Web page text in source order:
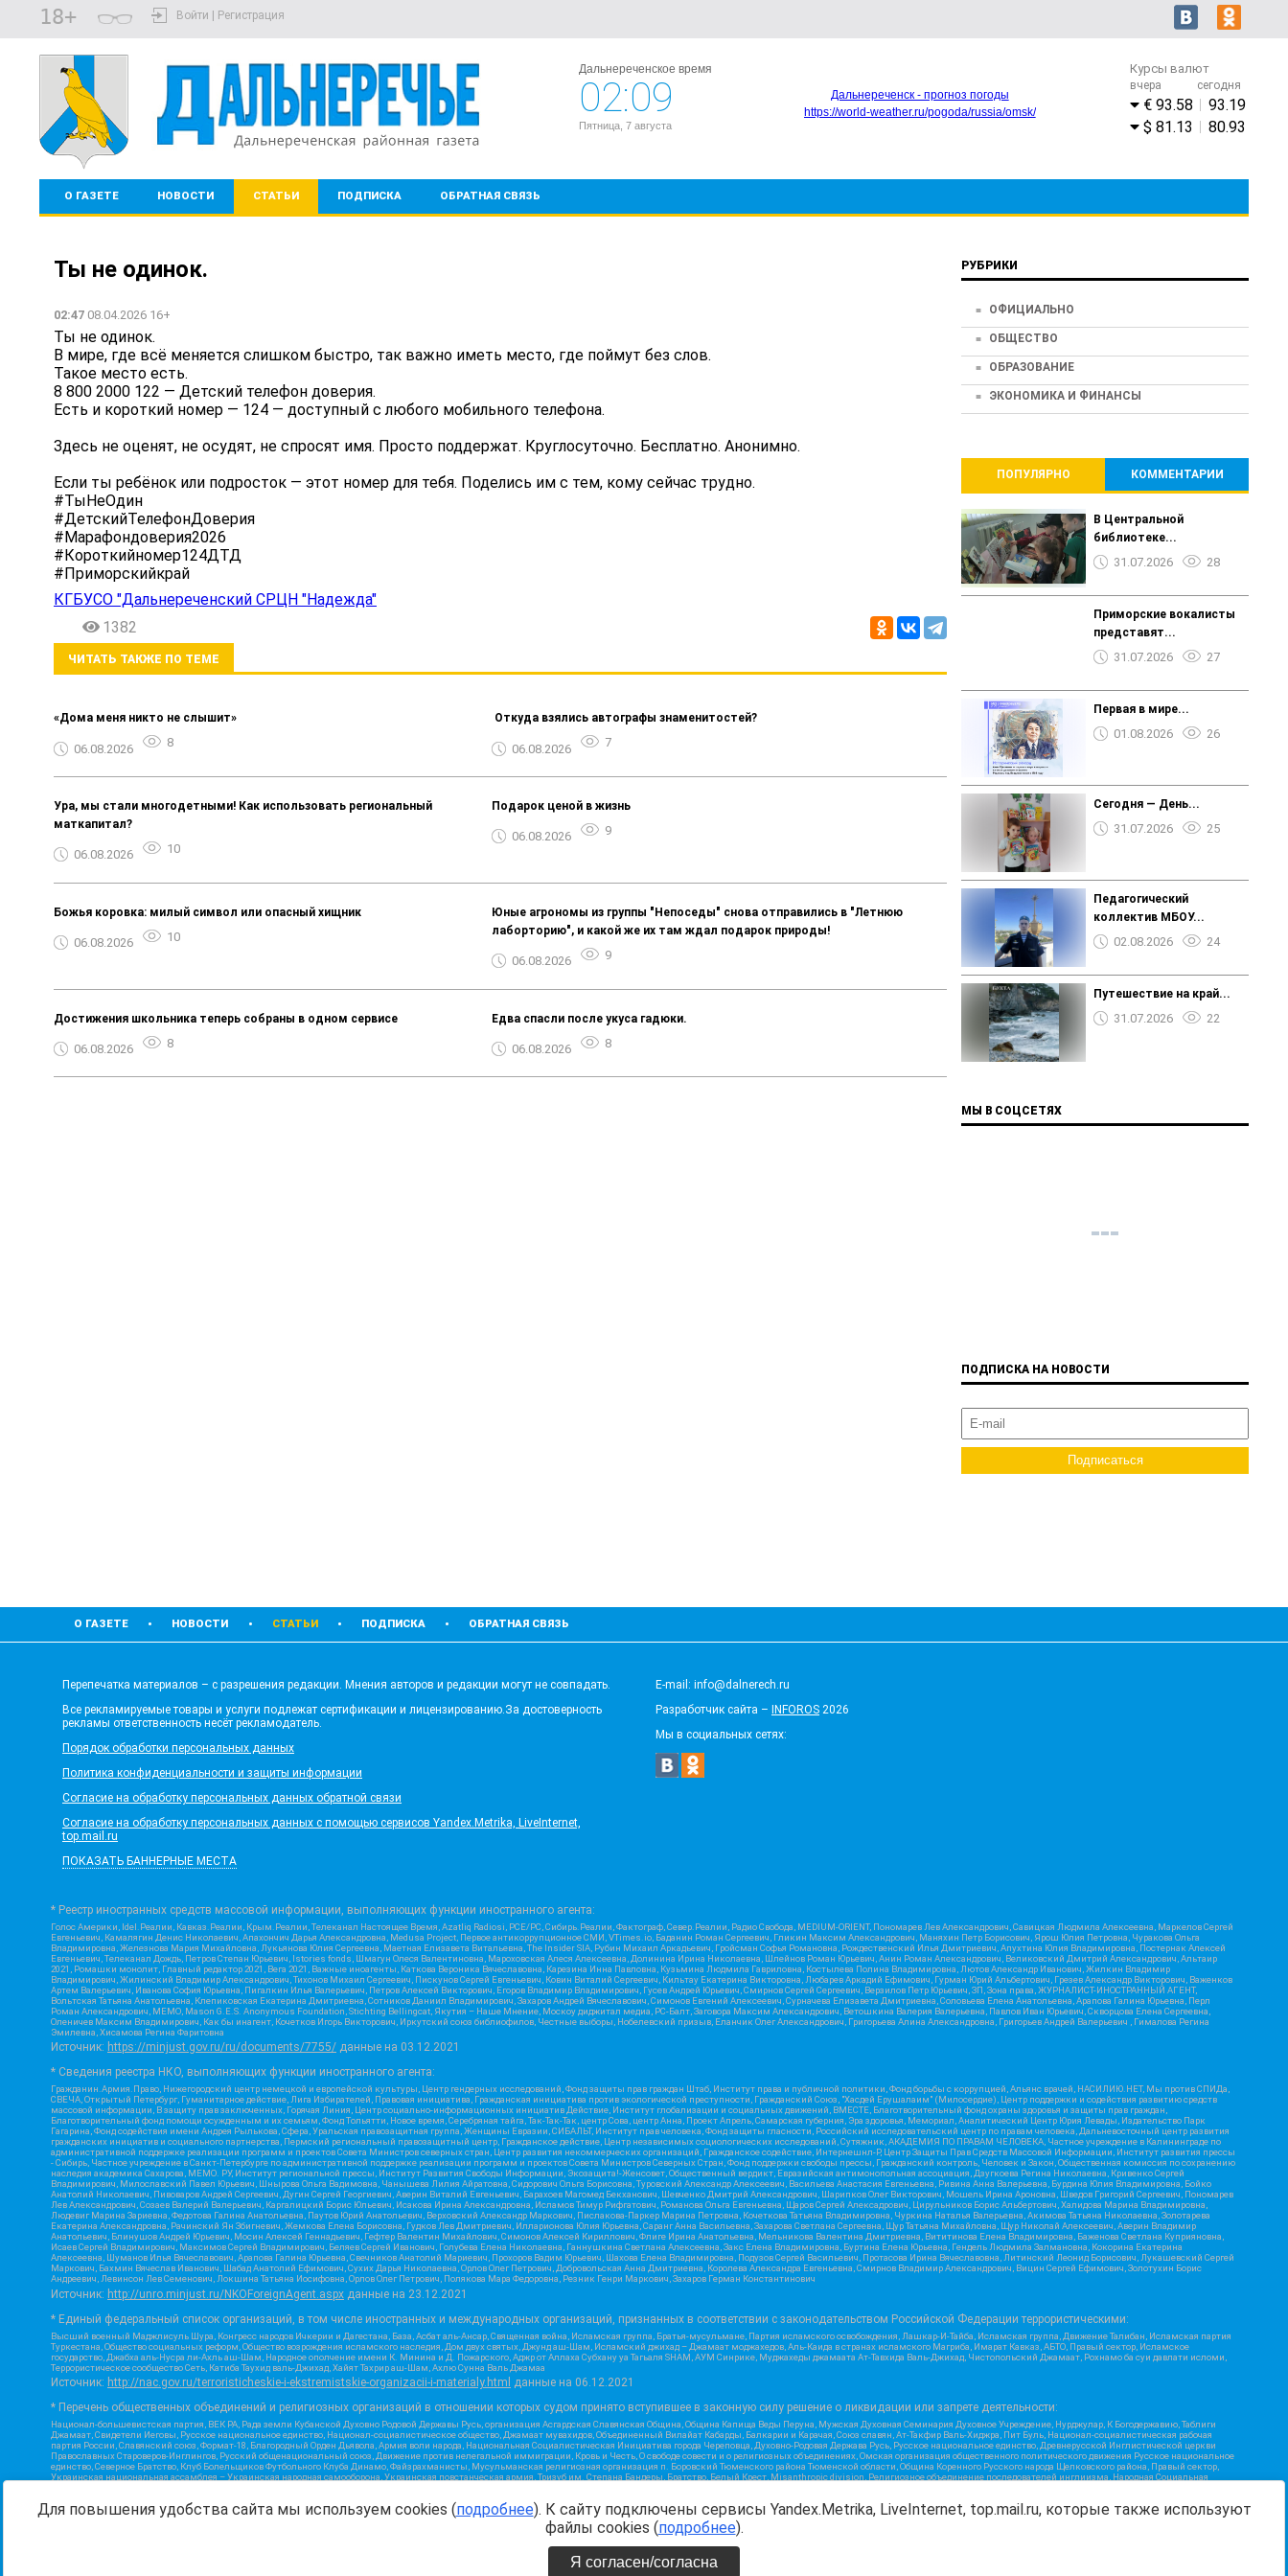
18+ Войти | Регистрация
Дальнереченское время
02:09
Пятница, 7 августа
Дальнереченск - прогноз погоды
https://world-weather.ru/pogoda/russia/omsk/
Курсы валют
вчера сегодня
93.58
93.19
81.13
80.93
О ГАЗЕТЕ НОВОСТИ СТАТЬИ ПОДПИСКА ОБРАТНАЯ СВЯЗЬ
Ты не одинок.️
02:47 08.04.2026 16+
Ты не одинок.️
В мире, где всё меняется слишком быстро, так важно иметь место, где поймут без слов.
Такое место есть.
8 800 2000 122 — Детский телефон доверия.
Есть и короткий номер — 124 — доступный с любого мобильного телефона.
Здесь не оценят, не осудят, не спросят имя. Просто поддержат. Круглосуточно. Бесплатно. Анонимно.
Если ты ребёнок или подросток — этот номер для тебя. Поделись им с тем, кому сейчас трудно.
#ТыНеОдин
#ДетскийТелефонДоверия
#Марафондоверия2026
#Короткийномер124ДТД
#Приморскийкрай
КГБУСО "Дальнереченский СРЦН "Надежда"
1382
ЧИТАТЬ ТАКЖЕ ПО ТЕМЕ
«Дома меня никто не слышит»
06.08.2026 8
️ Откуда взялись автографы знаменитостей?
06.08.2026 7
Ура, мы стали многодетными! Как использовать региональный
маткапитал?
06.08.2026 10
Подарок ценой в жизнь
06.08.2026 9
Божья коровка: милый символ или опасный хищник
06.08.2026 10
Юные агрономы из группы "Непоседы" снова отправились в "Летнюю
лаборторию", и какой же их там ждал подарок природы!
06.08.2026 9
Достижения школьника теперь собраны в одном сервисе
06.08.2026 8
Едва спасли после укуса гадюки.
06.08.2026 8
РУБРИКИ
ОФИЦИАЛЬНО
ОБЩЕСТВО
ОБРАЗОВАНИЕ
ЭКОНОМИКА И ФИНАНСЫ
ПОПУЛЯРНО КОММЕНТАРИИ
В Центральной
библиотеке...
31.07.2026 28
Приморские вокалисты
представят...
31.07.2026 27
Первая в мире...
01.08.2026 26
Сегодня — День...
31.07.2026 25
Педагогический
коллектив МБОУ...
02.08.2026 24
Путешествие на край...
31.07.2026 22
МЫ В СОЦСЕТЯХ
ПОДПИСКА НА НОВОСТИ
О ГАЗЕТЕ НОВОСТИ СТАТЬИ ПОДПИСКА ОБРАТНАЯ СВЯЗЬ
Перепечатка материалов – с разрешения редакции. Мнения авторов и редакции могут не совпадать.
Все рекламируемые товары и услуги подлежат сертификации и лицензированию.За достоверность
рекламы ответственность несёт рекламодатель.
Порядок обработки персональных данных
Политика конфиденциальности и защиты информации
Согласие на обработку персональных данных обратной связи
Согласие на обработку персональных данных с помощью сервисов Yandex.Metrika, LiveInternet,
top.mail.ru
ПОКАЗАТЬ БАННЕРНЫЕ МЕСТА
E-mail: info@dalnerech.ru
Разработчик сайта –
INFOROS 2026
Мы в социальных сетях:
* Реестр иностранных средств массовой информации, выполняющих функции иностранного агента:
Голос Америки, Idel.Реалии, Кавказ.Реалии, Крым.Реалии, Телеканал Настоящее Время, Azatliq Radiosi, PCE/PC, Сибирь.Реалии, Фактограф, Север.Реалии, Радио Свобода, MEDIUM-ORIENT, Пономарев Лев Александрович, Савицкая Людмила Алексеевна, Маркелов Сергей
Евгеньевич, Камалягин Денис Николаевич, Апахончич Дарья Александровна, Medusa Project, Первое антикоррупционное СМИ, VTimes.io, Баданин Роман Сергеевич, Гликин Максим Александрович, Маняхин Петр Борисович, Ярош Юлия Петровна, Чуракова Ольга
Владимировна, Железнова Мария Михайловна, Лукьянова Юлия Сергеевна, Маетная Елизавета Витальевна, The Insider SIA, Рубин Михаил Аркадьевич, Гройсман Софья Романовна, Рождественский Илья Дмитриевич, Апухтина Юлия Владимировна, Постернак Алексей
Евгеньевич, Телеканал Дождь, Петров Степан Юрьевич, Istories fonds, Шмагун Олеся Валентиновна, Мароховская Алеся Алексеевна, Долинина Ирина Николаевна, Шлейнов Роман Юрьевич, Анин Роман Александрович, Великовский Дмитрий Александрович, Альтаир
2021, Ромашки монолит, Главный редактор 2021, Вега 2021, Важные иноагенты, Каткова Вероника Вячеславовна, Карезина Инна Павловна, Кузьмина Людмила Гавриловна, Костылева Полина Владимировна, Лютов Александр Иванович, Жилкин Владимир
Владимирович, Жилинский Владимир Александрович, Тихонов Михаил Сергеевич, Пискунов Сергей Евгеньевич, Ковин Виталий Сергеевич, Кильтау Екатерина Викторовна, Любарев Аркадий Ефимович, Гурман Юрий Альбертович, Грезев Александр Викторович, Важенков
Артем Валерьевич, Иванова София Юрьевна, Пигалкин Илья Валерьевич, Петров Алексей Викторович, Егоров Владимир Владимирович, Гусев Андрей Юрьевич, Смирнов Сергей Сергеевич, Верзилов Петр Юрьевич, ЗП, Зона права, ЖУРНАЛИСТ-ИНОСТРАННЫЙ АГЕНТ,
Вольтская Татьяна Анатольевна, Клепиковская Екатерина Дмитриевна, Сотников Даниил Владимирович, Захаров Андрей Вячеславович, Симонов Евгений Алексеевич, Сурначева Елизавета Дмитриевна, Соловьева Елена Анатольевна, Арапова Галина Юрьевна, Перл
Роман Александрович, МЕМО, Mason G.E.S. Anonymous Foundation, Stichting Bellingcat, Якутия – Наше Мнение, Москоу диджитал медиа, РС-Балт, Заговора Максим Александрович, Ветошкина Валерия Валерьевна, Павлов Иван Юрьевич, Скворцова Елена Сергеевна,
Оленичев Максим Владимирович, Как бы инагент, Кочетков Игорь Викторович, Иркутский союз библиофилов, Честные выборы, Нобелевский призыв, Еланчик Олег Александрович, Григорьева Алина Александровна, Григорьев Андрей Валерьевич , Гималова Регина
Эмилевна, Хисамова Регина Фаритовна
Источник: https://minjust.gov.ru/ru/documents/7755/ данные на 03.12.2021
* Сведения реестра НКО, выполняющих функции иностранного агента:
Гражданин.Армия.Право, Нижегородский центр немецкой и европейской культуры, Центр гендерных исследований, Фонд защиты прав граждан Штаб, Институт права и публичной политики, Фонд борьбы с коррупцией, Альянс врачей, НАСИЛИЮ.НЕТ, Мы против СПИДа,
СВЕЧА, Открытый Петербург, Гуманитарное действие, Лига Избирателей, Правовая инициатива, Гражданская инициатива против экологической преступности, Гражданский Союз, "Хасдей Ерушалаим" (Милосердие), Центр поддержки и содействия развитию средств
массовой информации, В защиту прав заключенных, Горячая Линия, Центр социально-информационных инициатив Действие, Институт глобализации и социальных движений, ВМЕСТЕ, Благотворительный фонд охраны здоровья и защиты прав граждан,
Благотворительный фонд помощи осужденным и их семьям, Фонд Тольятти, Новое время, Серебряная тайга, Так-Так-Так, центр Сова, центр Анна, Проект Апрель, Самарская губерния, Эра здоровья, Мемориал, Аналитический Центр Юрия Левады, Издательство Парк
Гагарина, Фонд содействия имени Андрея Рылькова, Сфера, Уральская правозащитная группа, Женщины Евразии, СИБАЛЬТ, Институт прав человека, Фонд защиты гласности, Российский исследовательский центр по правам человека, Дальневосточный центр развития
гражданских инициатив и социального партнерства, Пермский региональный правозащитный центр, Гражданское действие, Центр независимых социологических исследований, Сутяжник, АКАДЕМИЯ ПО ПРАВАМ ЧЕЛОВЕКА, Частное учреждение в Калининграде по
административной поддержке реализации программ и проектов Совета Министров северных стран, Центр развития некоммерческих организаций, Гражданское содействие, Интернешнл-Р, Центр Защиты Прав Средств Массовой Информации, Институт развития прессы
- Сибирь, Частное учреждение в Санкт-Петербурге по административной поддержке реализации программ и проектов Совета Министров Северных Стран, Фонд поддержки свободы прессы, Гражданский контроль, Человек и Закон, Общественная комиссия по сохранению
наследия академика Сахарова, МЕМО. РУ, Институт региональной прессы, Институт Развития Свободы Информации, Экозащита!-Женсовет, Общественный вердикт, Евразийская антимонопольная ассоциация, Дзугкоева Регина Николаевна, Кривенко Сергей
Владимирович, Милославский Павел Юрьевич, Шнырова Ольга Вадимовна, Чанышева Лилия Айратовна, Сидорович Ольга Борисовна, Туровский Александр Алексеевич, Васильева Анастасия Евгеньевна, Ривина Анна Валерьевна, Бурдина Юлия Владимировна, Бойко
Анатолий Николаевич, Пивоваров Андрей Сергеевич, Дугин Сергей Георгиевич, Аверин Виталий Евгеньевич, Барахоев Магомед Бекханович, Шевченко Дмитрий Александрович, Шарипков Олег Викторович, Мошель Ирина Ароновна, Шведов Григорий Сергеевич, Пономарев
Лев Александрович, Созаев Валерий Валерьевич, Каргалицкий Борис Юльевич, Исакова Ирина Александровна, Исламов Тимур Рифгатович, Романова Ольга Евгеньевна, Щаров Сергей Алексадрович, Цирульников Борис Альбертович, Халидова Марина Владимировна,
Людевиг Марина Зариевна, Федотова Галина Анатольевна, Паутов Юрий Анатольевич, Верховский Александр Маркович, Пислакова-Паркер Марина Петровна, Кочеткова Татьяна Владимировна, Чуркина Наталья Валерьевна, Акимова Татьяна Николаевна, Золотарева
Екатерина Александровна, Рачинский Ян Збигневич, Жемкова Елена Борисовна, Гудков Лев Дмитриевич, Илларионова Юлия Юрьевна, Саранг Анна Васильевна, Захарова Светлана Сергеевна, Щур Татьяна Михайловна, Щур Николай Алексеевич, Аверин Владимир
Анатольевич, Блинушов Андрей Юрьевич, Мосин Алексей Геннадьевич, Гефтер Валентин Михайлович, Симонов Алексей Кириллович, Флиге Ирина Анатольевна, Мельникова Валентина Дмитриевна, Вититинова Елена Владимировна, Баженова Светлана Куприяновна,
Исаев Сергей Владимирович, Максимов Сергей Владимирович, Беляев Сергей Иванович, Голубева Елена Николаевна, Ганнушкина Светлана Алексеевна, Закс Елена Владимировна, Буртина Елена Юрьевна, Гендель Людмила Залмановна, Кокорина Екатерина
Алексеевна, Шуманов Илья Вячеславович, Арапова Галина Юрьевна, Свечников Анатолий Мариевич, Прохоров Вадим Юрьевич, Шахова Елена Владимировна, Подузов Сергей Васильевич, Протасова Ирина Вячеславовна, Литинский Леонид Борисович, Лукашевский Сергей
Маркович, Бахмин Вячеслав Иванович, Шабад Анатолий Ефимович, Сухих Дарья Николаевна, Орлов Олег Петрович, Добровольская Анна Дмитриевна, Королева Александра Евгеньевна, Смирнов Владимир Александрович, Вицин Сергей Ефимович, Золотухин Борис
Андреевич, Левинсон Лев Семенович, Локшина Татьяна Иосифовна, Орлов Олег Петрович, Полякова Мара Федоровна, Резник Генри Маркович, Захаров Герман Константинович
Источник: http://unro.minjust.ru/NKOForeignAgent.aspx данные на 23.12.2021
* Единый федеральный список организаций, в том числе иностранных и международных организаций, признанных в соответствии с законодательством Российской Федерации террористическими:
Высший военный Маджлисуль Шура, Конгресс народов Ичкерии и Дагестана, База, Асбат аль-Ансар, Священная война, Исламская группа, Братья-мусульмане, Партия исламского освобождения, Лашкар-И-Тайба, Исламская группа, Движение Талибан, Исламская партия
Туркестана, Общество социальных реформ, Общество возрождения исламского наследия, Дом двух святых, Джунд аш-Шам, Исламский джихад – Джамаат моджахедов, Аль-Каида в странах исламского Магриба, Имарат Кавказ, АБТО, Правый сектор, Исламское
государство, Джабха аль-Нусра ли-Ахль аш-Шам, Народное ополчение имени К. Минина и Д. Пожарского, Аджр от Аллаха Субхану уа Тагьаля SHAM, АУМ Синрике, Муджахеды джамаата Ат-Тавхида Валь-Джихад, Чистопольский Джамаат, Рохнамо ба суи давлати исломи,
Террористическое сообщество Сеть, Катиба Таухид валь-Джихад, Хайят Тахрир аш-Шам, Ахлю Сунна Валь Джамаа
Источник: http://nac.gov.ru/terroristicheskie-i-ekstremistskie-organizacii-i-materialy.html данные на 06.12.2021
* Перечень общественных объединений и религиозных организаций в отношении которых судом принято вступившее в законную силу решение о ликвидации или запрете деятельности:
Национал-большевистская партия, ВЕК РА, Рада земли Кубанской Духовно Родовой Державы Русь, организация Асгардская Славянская Община, Община Капища Веды Перуна, Мужская Духовная Семинария Духовное Учреждение, Нурджулар, К Богодержавию, Таблиги
Джамаат, Свидетели Иеговы, Русское национальное единство, Национал-социалистическое общество, Джамаат мувахидов, Объединенный Вилайат Кабарды, Балкарии и Карачая, Союз славян, Ат-Такфир Валь-Хиджра, Пит Буль, Национал-социалистическая рабочая
партия России, Славянский союз, Формат-18, Благородный Орден Дьявола, Армия воли народа, Национальная Социалистическая Инициатива города Череповца, Духовно-Родовая Держава Русь, Русское национальное единство, Древнерусской Инглистической церкви
Православных Староверов-Инглингов, Русский общенациональный союз, Движение против нелегальной иммиграции, Кровь и Честь, О свободе совести и о религиозных объединениях, Омская организация общественного политического движения Русское национальное
единство, Северное Братство, Клуб Болельщиков Футбольного Клуба Динамо, Файзрахманисты, Мусульманская религиозная организация п. Боровский Тюменского района Тюменской области, Община Коренного Русского народа Щелковского района, Правый сектор,
Украинская национальная ассамблея – Украинская народная самооборона, Украинская повстанческая армия, Тризуб им. Степана Бандеры, Братство, Белый Крест, Misanthropic division, Религиозное объединение последователей инглиизма, Народная Социальная
Союз Славянских Сил Руси, Алля-Аят, Благотворительный пансионат Ак Умут, Русская республика Русь, Арестантское уголовное единство, Башкорт, Нация и свобода, W.H.С., Фалунь Дафа, Иртыш Ultras, Русский Патриотический клуб-Новокузнецк/РПК, Сибирский
державный союз, Фонд борьбы с коррупцией, Фонд защиты прав граждан, Штабы Навального, Совет граждан СССР Прикубанского округа г. Краснодара
Для повышения удобства сайта мы используем cookies (подробнее). К сайту подключены сервисы Yandex.Metrika, LiveInternet, top.mail.ru, которые также используют
файлы cookies (подробнее).
Я согласен/согласна